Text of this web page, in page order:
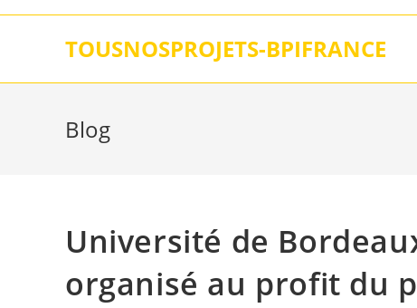
Skip
TOUSNOSPROJETS-BPIFRANCE
Blog
Université de
organisé au profit du